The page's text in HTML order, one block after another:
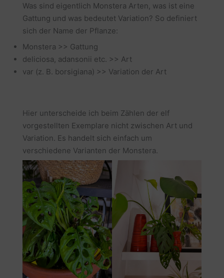
Was sind eigentlich Monstera Arten, was ist eine
Gattung und was bedeutet Variation? So definiert
sich der Name der Pflanze:
Monstera >> Gattung
deliciosa, adansonii etc. >> Art
var (z. B. borsigiana) >> Variation der Art
Hier unterscheide ich beim Zählen der elf
vorgestellten Exemplare nicht zwischen Art und
Variation. Es handelt sich einfach um
verschiedene Varianten der Monstera.